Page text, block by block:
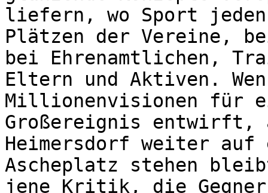
liefern, wo Sport
Plätzen der Vereine,
bei Ehrenamtlichen,
Eltern und Aktiven.
Millionenvisionen für
Großereignis entwirft,
Heimersdorf weiter auf
Ascheplatz stehen
jene Kritik, die Gegner